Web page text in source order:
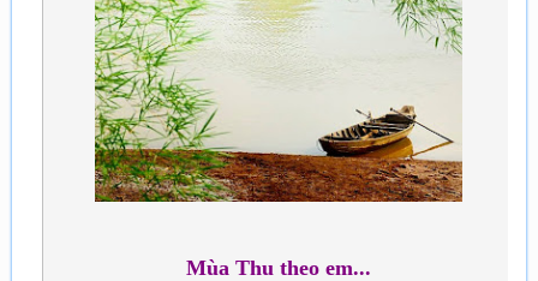
Mùa Thu theo em...